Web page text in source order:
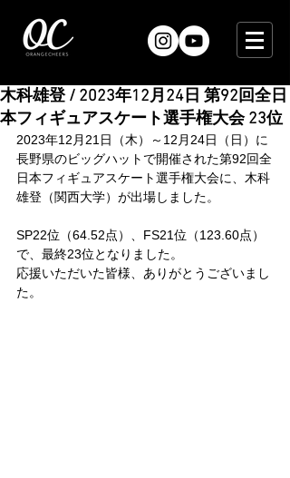
木科雄登 / 2023年12月24日 第92回全日
本フィギュアスケート選手権大会 23位
2023年12月21日（木）～12月24日（日）に
長野県のビッグハットで開催された第92回全
日本フィギュアスケート選手権大会に、木科
雄登（関西大学）が出場しました。
SP22位（64.52点）、FS21位（123.60点）
で、最終23位となりました。
応援いただいた皆様、ありがとうございまし
た。